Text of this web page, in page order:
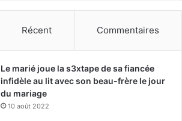
Récent Commentaires
Le marié joue la s3xtape de sa fiancée
infidèle au lit avec son beau-frère le jour
du mariage
10 août 2022